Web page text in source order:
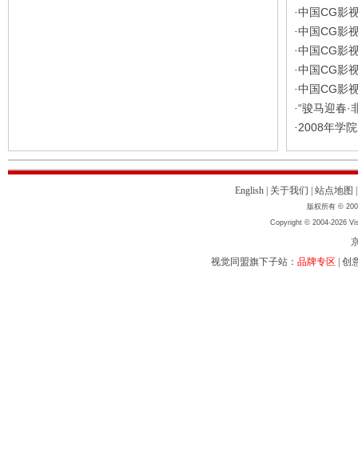
·中国CG影
·中国CG影
·中国CG影
·中国CG影
·中国CG影
·“骏马迎春
· 2008年学
English 关于我们 站点地图
版权所有 ©
Copyright © 2004-2026
视觉同盟旗下子站： 品牌专区 创